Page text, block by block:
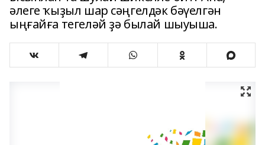
әлеге ҡыҙыл шар сәңгелдәк бәүел­гән
ыңғайға тегеләй ҙә былай шыуыша.